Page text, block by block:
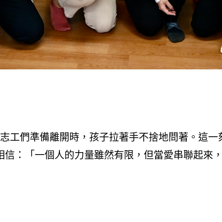
工們準備離開時，孩子拉著手不捨地問著。這
：「一個人的力量雖然有限，但當愛串聯起來